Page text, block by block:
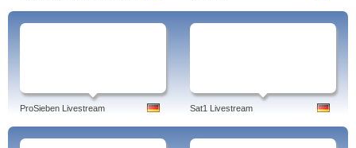
ProSieben Livestream Sat1 Livestream